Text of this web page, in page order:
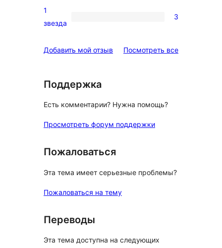
2-
звездный
3
звездный
1
звезда
3
Добавить мой отзыв Посмотреть всеотзывы
Поддержка
Есть комментарии? Нужна помощь?
Просмотреть форум поддержки
Пожаловаться
Эта тема имеет серьезные проблемы?
Пожаловаться на тему
Переводы
Эта тема доступна на следующих